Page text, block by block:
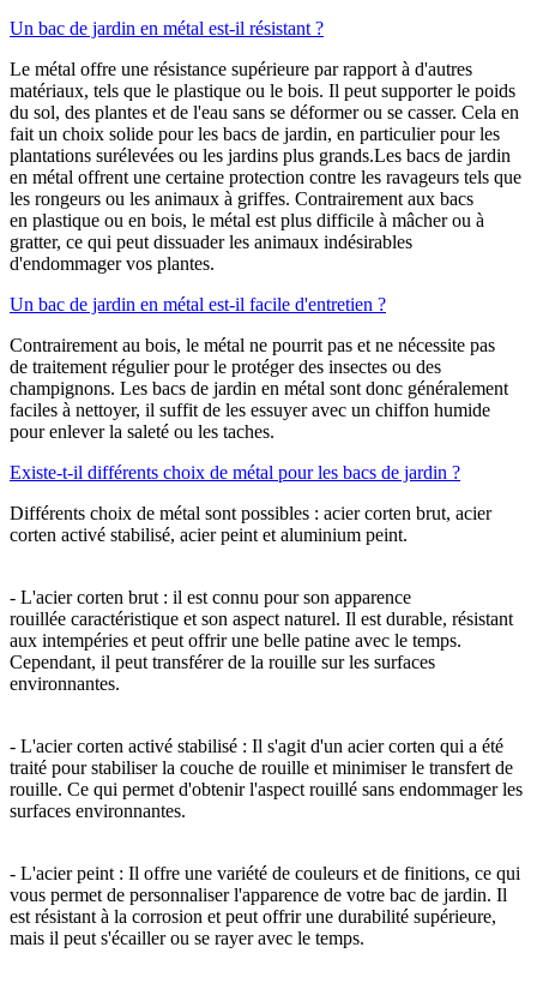
Un bac de jardin en métal est-il résistant ?
Le métal offre une résistance supérieure par rapport à d'autres
matériaux, tels que le plastique ou le bois. Il peut supporter le poids
du sol, des plantes et de l'eau sans se déformer ou se casser. Cela en
fait un choix solide pour les bacs de jardin, en particulier pour les
plantations surélevées ou les jardins plus grands.Les bacs de jardin
en métal offrent une certaine protection contre les ravageurs tels que
les rongeurs ou les animaux à griffes. Contrairement aux bacs
en plastique ou en bois, le métal est plus difficile à mâcher ou à
gratter, ce qui peut dissuader les animaux indésirables
d'endommager vos plantes.
Un bac de jardin en métal est-il facile d'entretien ?
Contrairement au bois, le métal ne pourrit pas et ne nécessite pas
de traitement régulier pour le protéger des insectes ou des
champignons. Les bacs de jardin en métal sont donc généralement
faciles à nettoyer, il suffit de les essuyer avec un chiffon humide
pour enlever la saleté ou les taches.
Existe-t-il différents choix de métal pour les bacs de jardin ?
Différents choix de métal sont possibles : acier corten brut, acier
corten activé stabilisé, acier peint et aluminium peint.
- L'acier corten brut : il est connu pour son apparence
rouillée caractéristique et son aspect naturel. Il est durable, résistant
aux intempéries et peut offrir une belle patine avec le temps.
Cependant, il peut transférer de la rouille sur les surfaces
environnantes.
- L'acier corten activé stabilisé : Il s'agit d'un acier corten qui a été
traité pour stabiliser la couche de rouille et minimiser le transfert de
rouille. Ce qui permet d'obtenir l'aspect rouillé sans endommager les
surfaces environnantes.
- L'acier peint : Il offre une variété de couleurs et de finitions, ce qui
vous permet de personnaliser l'apparence de votre bac de jardin. Il
est résistant à la corrosion et peut offrir une durabilité supérieure,
mais il peut s'écailler ou se rayer avec le temps.